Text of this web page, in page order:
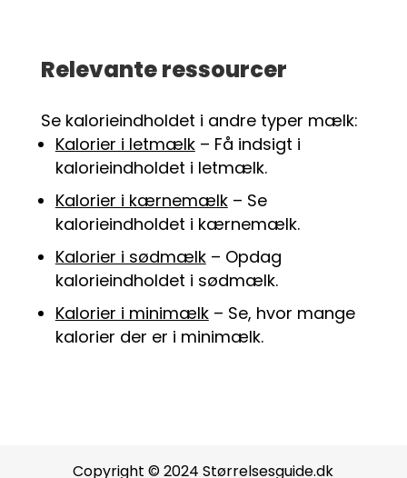
Relevante ressourcer
Se kalorieindholdet i andre typer mælk:
Kalorier i letmælk– Få indsigt i
kalorieindholdet i letmælk.
Kalorier i kærnemælk– Se
kalorieindholdet i kærnemælk.
Kalorier i sødmælk– Opdag
kalorieindholdet i sødmælk.
Kalorier i minimælk– Se, hvor mange
kalorier der er i minimælk.
Copyright © 2024 Størrelsesguide.dk